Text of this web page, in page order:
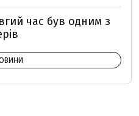
час був одним з